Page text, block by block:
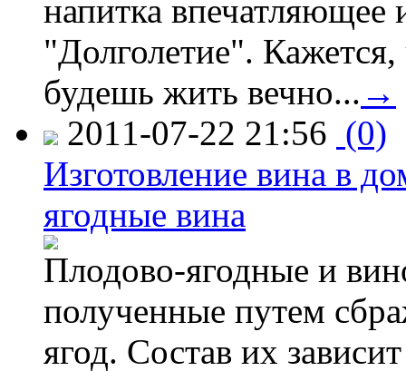
напитка
"Долголетие".
будешь жить вечно... →
2011-07-22 21:56 (0)
Изготовление вина в
ягодные вина
Плодово-ягодные и
полученные путем
ягод. Состав их